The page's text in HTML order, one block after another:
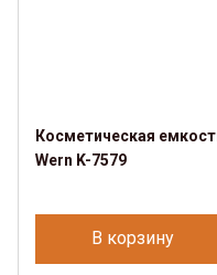
Косметическая
Wern K-7579
В корзину